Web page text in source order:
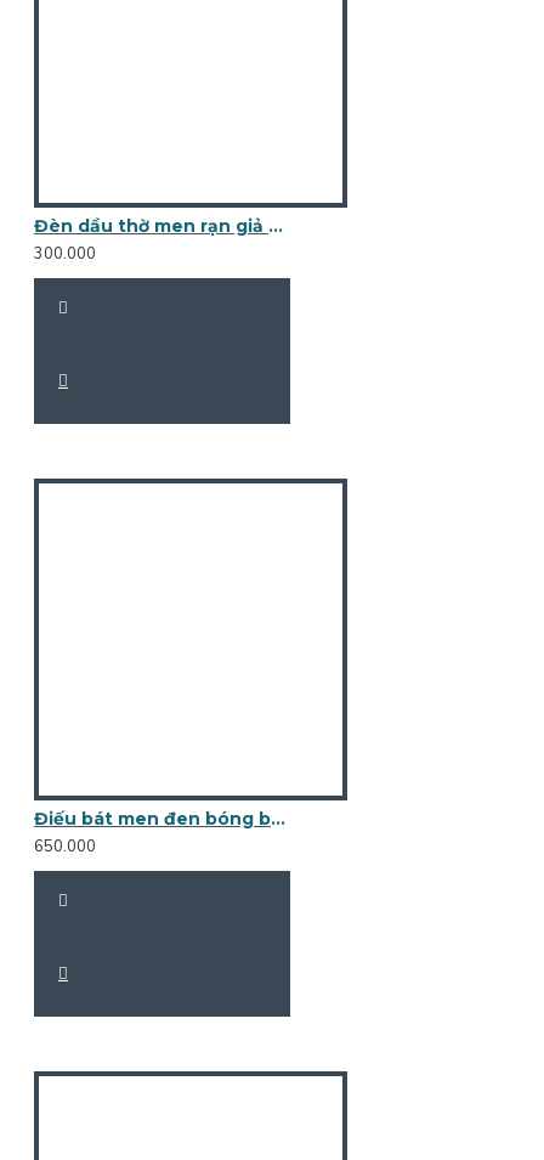
Đèn dầu thờ men rạn giả cổ mini bọc đồng DD15A
300.000
Điếu bát men đen bóng bọc đồng DB11
650.000